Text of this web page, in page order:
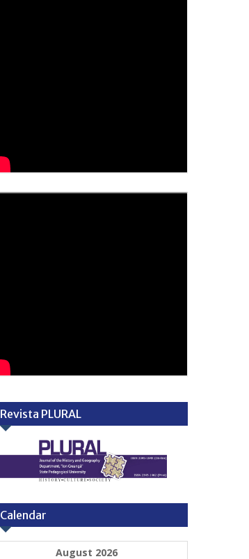
Revista PLURAL
Calendar
August 2026